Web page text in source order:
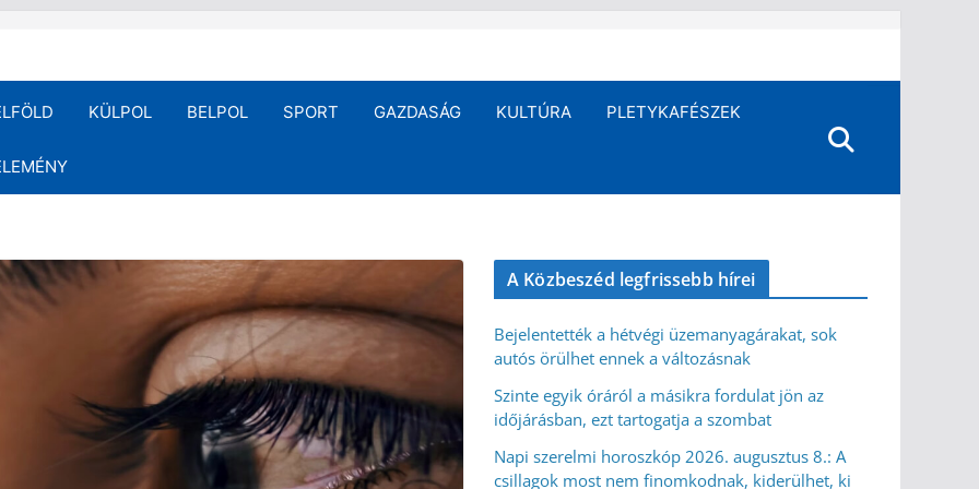
KÜLPOL BELPOL SPORT GAZDASÁG KULTÚRA PLETYKAFÉSZEK
A Közbeszéd legfrissebb hírei
Bejelentették a hétvégi üzemanyagárakat, sok
autós örülhet ennek a változásnak
Szinte egyik óráról a másikra fordulat jön az
időjárásban, ezt tartogatja a szombat
Napi szerelmi horoszkóp 2026. augusztus 8.: A
csillagok most nem finomkodnak, kiderülhet, ki